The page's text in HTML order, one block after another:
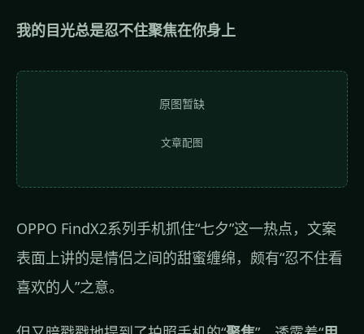
我的目光总是忍不住聚焦在你身上
原图暂缺
文章配图
OPPO FindX2系列手机抓住“七夕”这一热点，文案
表面上讲的是情侣之间的甜蜜缠绵，颇有“忍不住看
喜欢的人”之意。